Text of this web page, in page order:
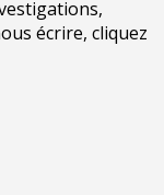
écrire, cliquez